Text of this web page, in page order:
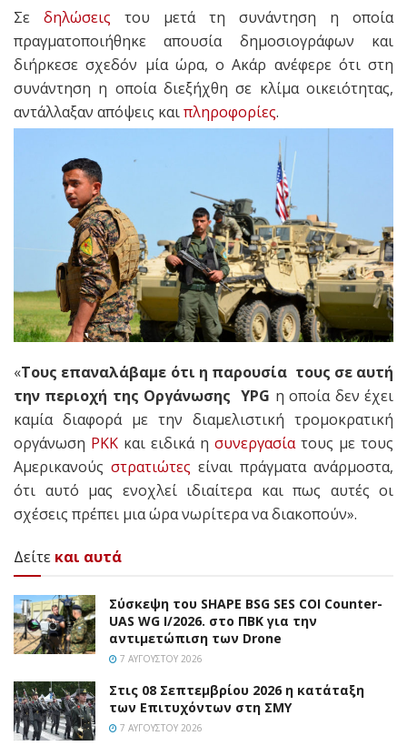
Σε δηλώσεις του μετά τη συνάντηση η οποία
πραγματοποιήθηκε απουσία δημοσιογράφων και
διήρκεσε σχεδόν μία ώρα, ο Ακάρ ανέφερε ότι στη
συνάντηση η οποία διεξήχθη σε κλίμα οικειότητας,
αντάλλαξαν απόψεις καιπληροφορίες.
«Τους επαναλάβαμε ότι η παρουσία τους σε αυτή
την περιοχή της Οργάνωσης YPG η οποία δεν έχει
καμία διαφορά με την διαμελιστική τρομοκρατική
οργάνωση PKK και ειδικά η συνεργασίατους με τους
Αμερικανούς στρατιώτες είναι πράγματα ανάρμοστα,
ότι αυτό μας ενοχλεί ιδιαίτερα και πως αυτές οι
σχέσεις πρέπει μια ώρα νωρίτερα να διακοπούν».
Δείτε και αυτά
Σύσκεψη του SHAPE BSG SES COI Counter-
UAS WG I/2026. στο ΠΒΚ για την
αντιμετώπιση των Drone
7 ΑΥΓΟΎΣΤΟΥ 2026
Στις 08 Σεπτεμβρίου 2026 η κατάταξη
των Επιτυχόντων στη ΣΜΥ
7 ΑΥΓΟΎΣΤΟΥ 2026